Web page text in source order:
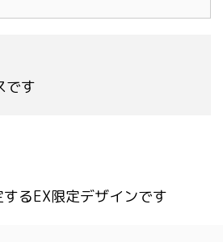
です
るEX限定デザインです